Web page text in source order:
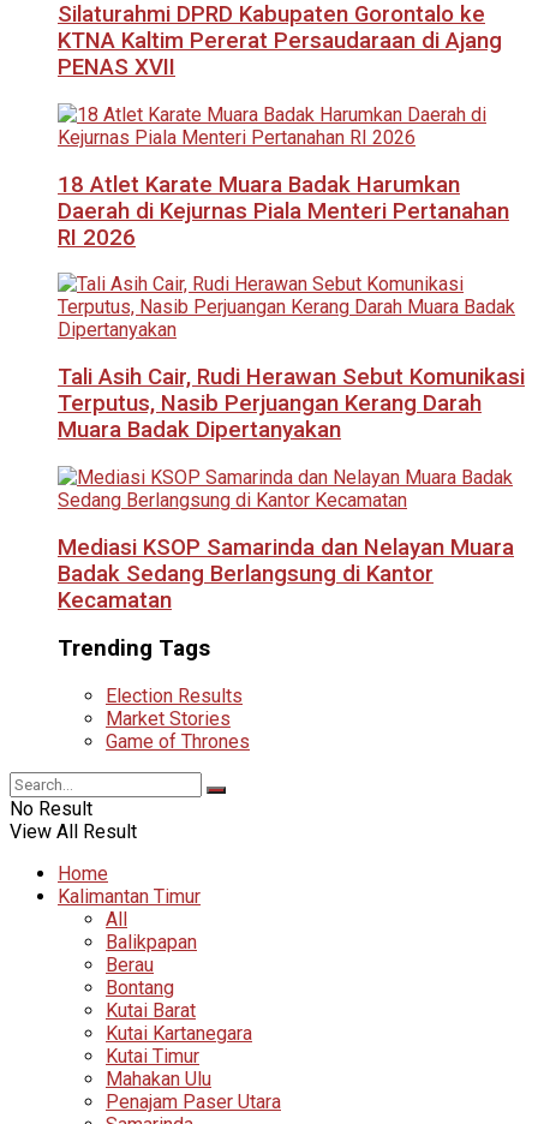
Silaturahmi DPRD Kabupaten Gorontalo ke
KTNA Kaltim Pererat Persaudaraan di Ajang
PENAS XVII
18 Atlet Karate Muara Badak Harumkan
Daerah di Kejurnas Piala Menteri Pertanahan
RI 2026
Tali Asih Cair, Rudi Herawan Sebut Komunikasi
Terputus, Nasib Perjuangan Kerang Darah
Muara Badak Dipertanyakan
Mediasi KSOP Samarinda dan Nelayan Muara
Badak Sedang Berlangsung di Kantor
Kecamatan
Trending Tags
Election Results
Market Stories
Game of Thrones
No Result
View All Result
Home
Kalimantan Timur
All
Balikpapan
Berau
Bontang
Kutai Barat
Kutai Kartanegara
Kutai Timur
Mahakan Ulu
Penajam Paser Utara